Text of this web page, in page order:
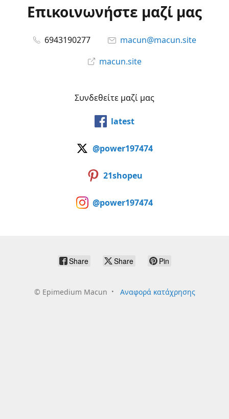
Επικοινωνήστε μαζί μας
6943190277
macun@macun.site
macun.site
Συνδεθείτε μαζί μας
latest
@power197474
21shopeu
@power197474
Share Share Pin
© Epimedium Macun Αναφορά κατάχρησης